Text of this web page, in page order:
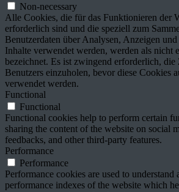
Non-necessary
Alle Cookies, die für das Funktionieren der
erforderlich sind und die speziell zum
Benutzerdaten über Analysen, Anzeigen und
Inhalte verwendet werden, werden als nicht
bezeichnet. Es ist zwingend erforderlich, die
Benutzers einzuholen, bevor diese Cookies
verwendet werden.
Functional
Functional
Functional cookies help to perform certain
sharing the content of the website on social
feedbacks, and other third-party features.
Performance
Performance
Performance cookies are used to understand
performance indexes of the website which